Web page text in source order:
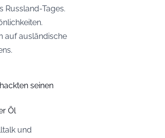
Russland-Tages.
auf ausländische
seinen
Öl
und